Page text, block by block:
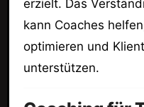
erzielt. Das
kann Coaches
optimieren und
unterstützen.